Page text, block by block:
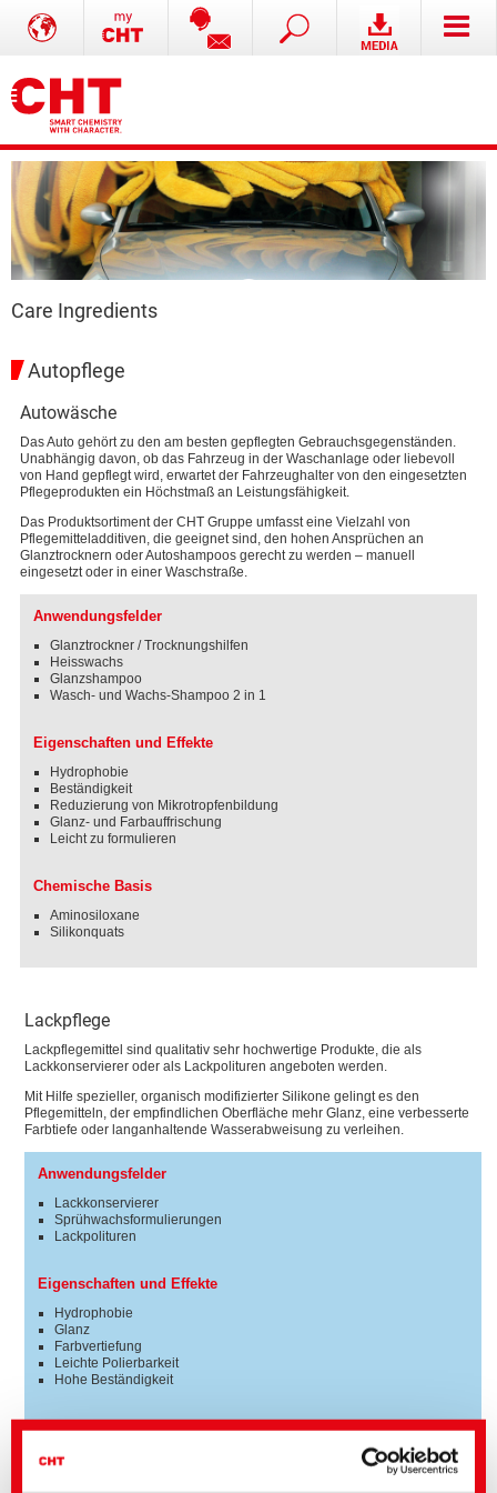
Care Ingredients
Autopflege
Autowäsche
Das Auto gehört zu den am besten gepflegten Gebrauchsgegenständen.
Unabhängig davon, ob das Fahrzeug in der Waschanlage oder liebevoll
von Hand gepflegt wird, erwartet der Fahrzeughalter von den eingesetzten
Pflegeprodukten ein Höchstmaß an Leistungsfähigkeit.
Das Produktsortiment der CHT Gruppe umfasst eine Vielzahl von
Pflegemitteladditiven, die geeignet sind, den hohen Ansprüchen an
Glanztrocknern oder Autoshampoos gerecht zu werden – manuell
eingesetzt oder in einer Waschstraße.
Anwendungsfelder
Glanztrockner / Trocknungshilfen
Heisswachs
Glanzshampoo
Wasch- und Wachs-Shampoo 2 in 1
Eigenschaften und Effekte
Hydrophobie
Beständigkeit
Reduzierung von Mikrotropfenbildung
Glanz- und Farbauffrischung
Leicht zu formulieren
Chemische Basis
Aminosiloxane
Silikonquats
Lackpflege
Lackpflegemittel sind qualitativ sehr hochwertige Produkte, die als
Lackkonservierer oder als Lackpolituren angeboten werden.
Mit Hilfe spezieller, organisch modifizierter Silikone gelingt es den
Pflegemitteln, der empfindlichen Oberfläche mehr Glanz, eine verbesserte
Farbtiefe oder langanhaltende Wasserabweisung zu verleihen.
Anwendungsfelder
Lackkonservierer
Sprühwachsformulierungen
Lackpolituren
Eigenschaften und Effekte
Hydrophobie
Glanz
Farbvertiefung
Leichte Polierbarkeit
Hohe Beständigkeit
Chemische Basis
Aminosiloxane
Silikonwachse